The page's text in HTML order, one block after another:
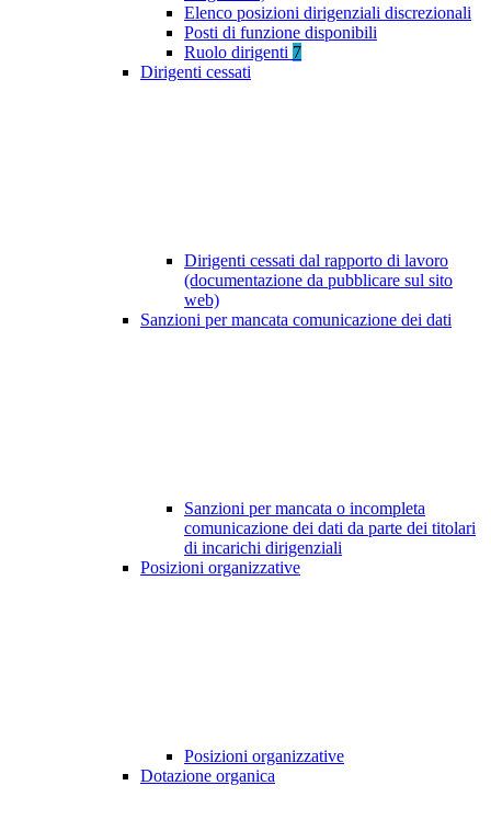
Elenco posizioni dirigenziali discrezionali
Posti di funzione disponibili
Ruolo dirigenti 7
Dirigenti cessati
Dirigenti cessati dal rapporto di lavoro
(documentazione da pubblicare sul sito
web)
Sanzioni per mancata comunicazione dei dati
Sanzioni per mancata o incompleta
comunicazione dei dati da parte dei titolari
di incarichi dirigenziali
Posizioni organizzative
Posizioni organizzative
Dotazione organica